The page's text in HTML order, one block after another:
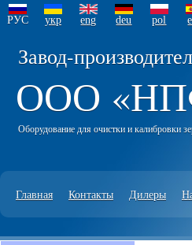
РУС укр eng deu pol
Завод-
ООО
Оборудование для очистки и калибровки
Главная Контакты Дилеры